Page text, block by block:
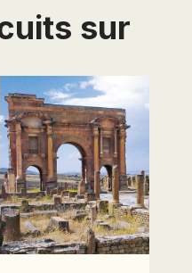
sur